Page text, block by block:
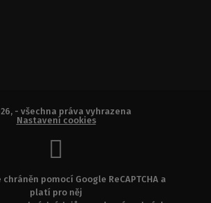
- všechna práva vyhrazena
Nastavení cookies
pomocí Google ReCAPTCHA a
platí pro něj